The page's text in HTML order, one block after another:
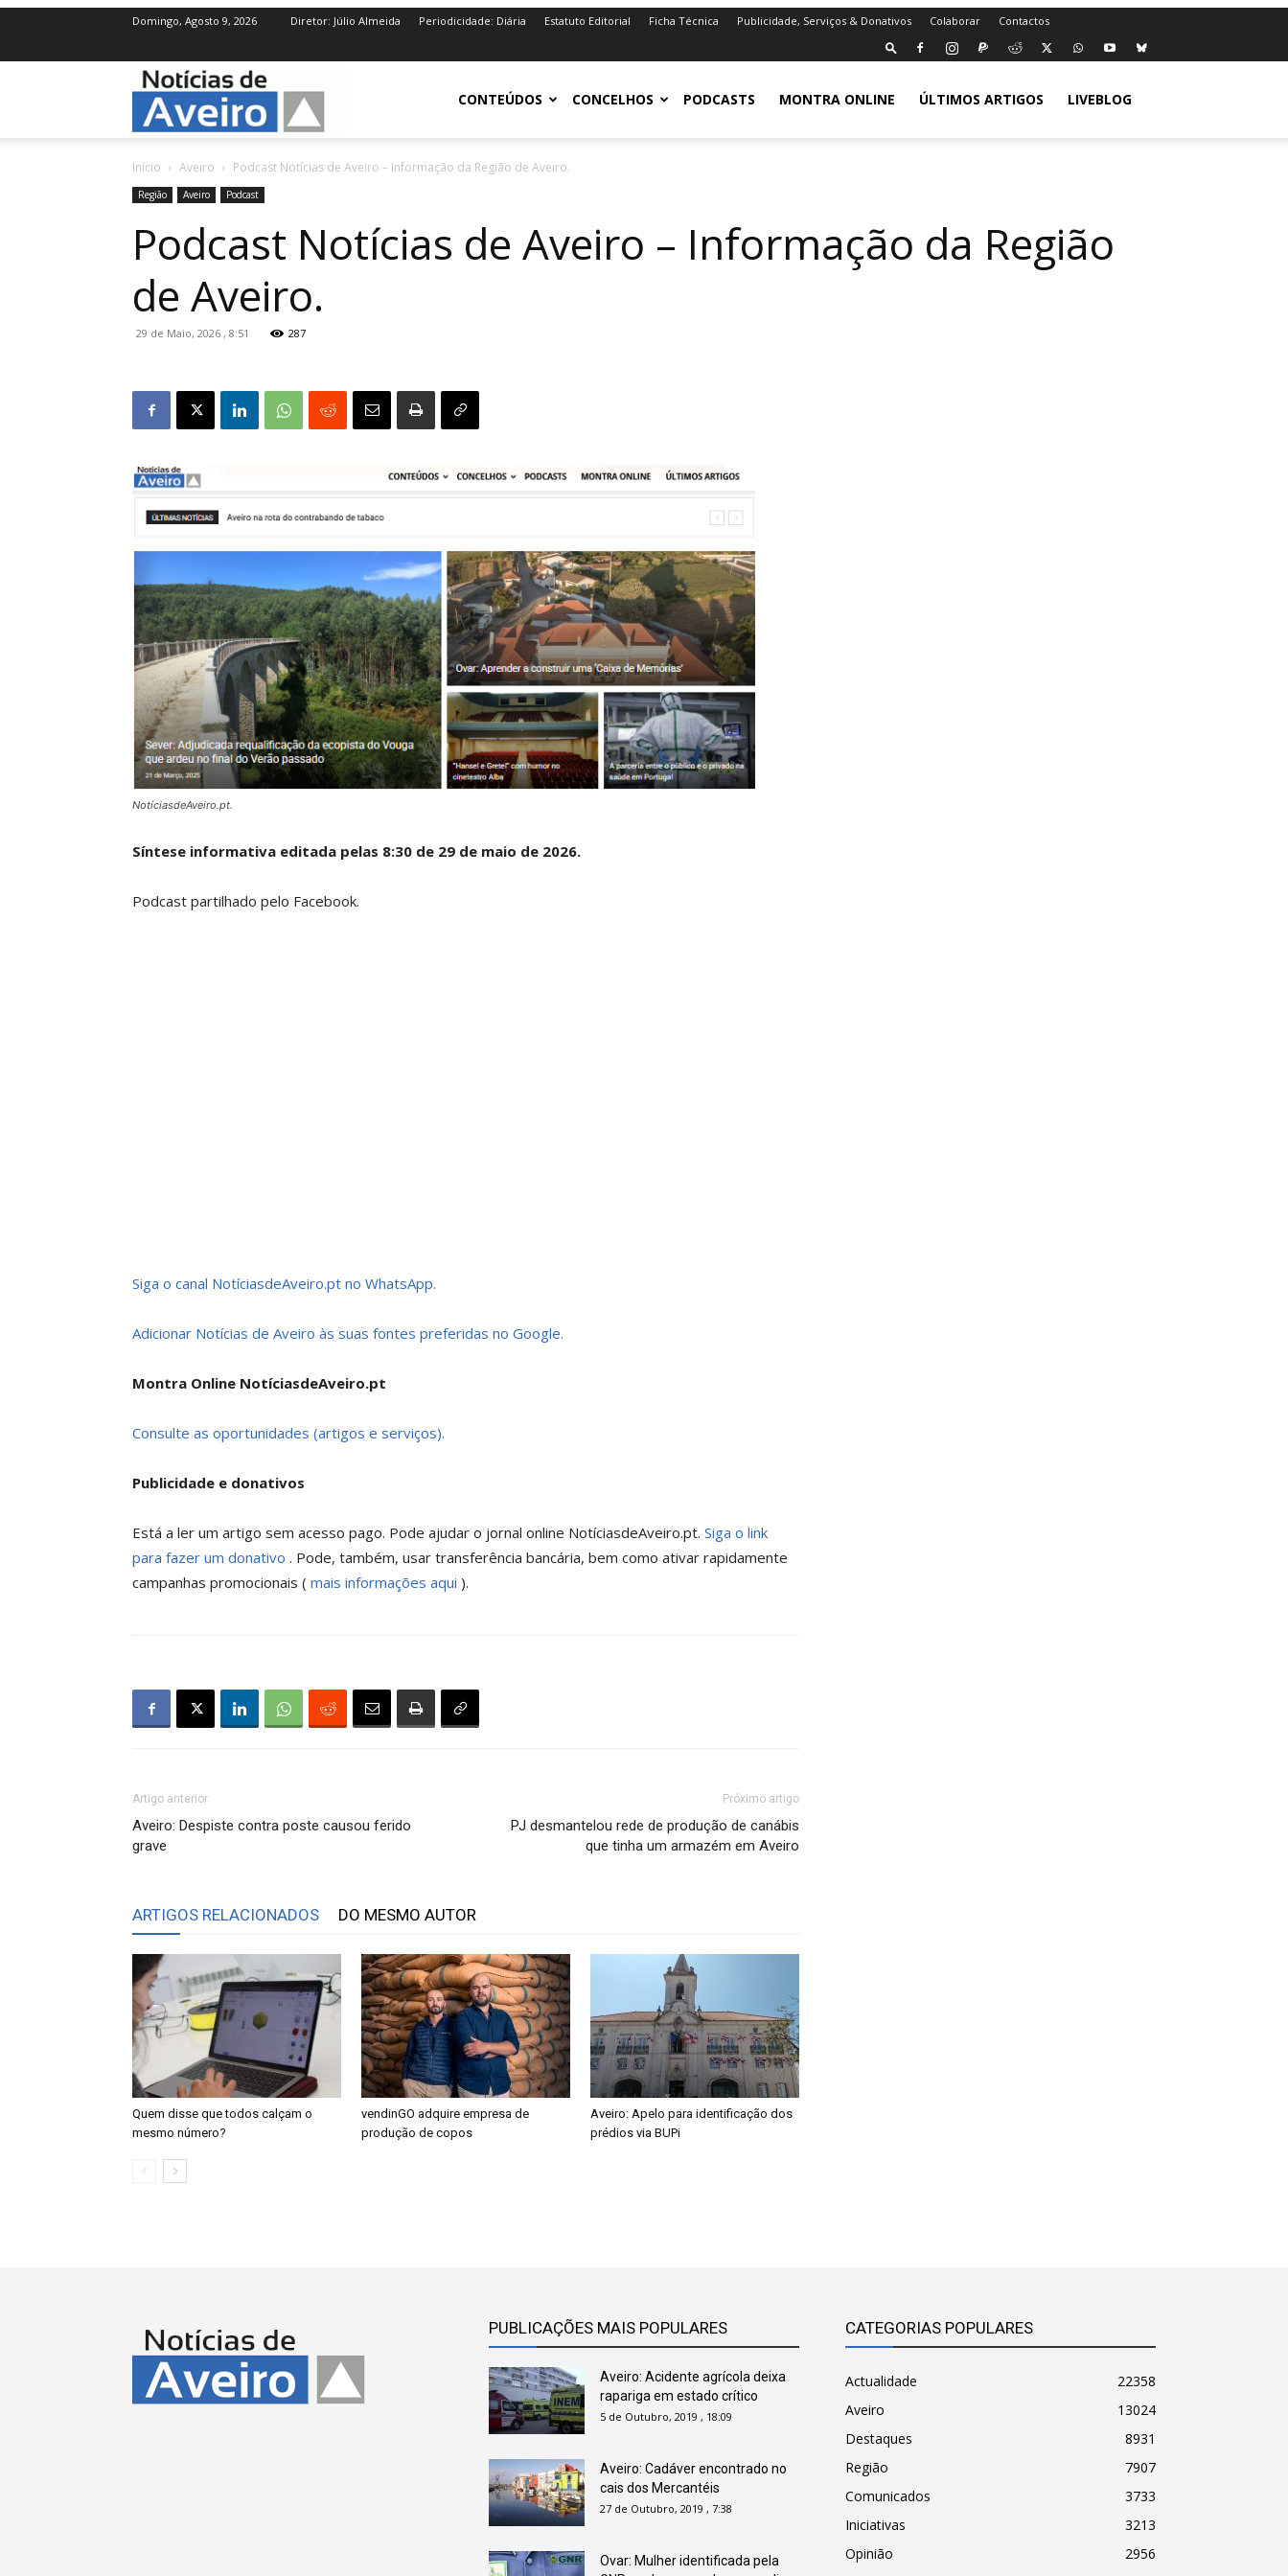
Domingo, Agosto 9, 2026 Diretor: Júlio Almeida Periodicidade: Diária Estatuto Editorial Ficha Técnica Publicidade, Serviços & Donativos Colaborar Contactos
NotíciasdeAveiro.ptCONTEÚDOS CONCELHOS PODCASTS MONTRA ONLINE ÚLTIMOS ARTIGOS LIVEBLOG
Início Aveiro Podcast Notícias de Aveiro – Informação da Região de Aveiro.
Região Aveiro Podcast
Podcast Notícias de Aveiro – Informação da Região
de Aveiro.
29 de Maio, 2026 , 8:51 287
NotíciasdeAveiro.pt.
Síntese informativa editada pelas 8:30 de 29 de maio de 2026.
Podcast partilhado pelo Facebook.
Siga o canal NotíciasdeAveiro.pt no WhatsApp.
Adicionar Notícias de Aveiro às suas fontes preferidas no Google.
Montra Online NotíciasdeAveiro.pt
Consulte as oportunidades (artigos e serviços).
Publicidade e donativos
Está a ler um artigo sem acesso pago. Pode ajudar o jornal online NotíciasdeAveiro.pt. Siga o link
para fazer um donativo . Pode, também, usar transferência bancária, bem como ativar rapidamente
campanhas promocionais ( mais informações aqui ).
Artigo anterior
Aveiro: Despiste contra poste causou ferido
grave
Próximo artigo
PJ desmantelou rede de produção de canábis
que tinha um armazém em Aveiro
ARTIGOS RELACIONADOS DO MESMO AUTOR
Quem disse que todos calçam o
mesmo número?
vendinGO adquire empresa de
produção de copos
Aveiro: Apelo para identificação dos
prédios via BUPi
PUBLICAÇÕES MAIS POPULARES
Aveiro: Acidente agrícola deixa
rapariga em estado crítico
5 de Outubro, 2019 , 18:09
Aveiro: Cadáver encontrado no
cais dos Mercantéis
27 de Outubro, 2019 , 7:38
Ovar: Mulher identificada pela
CATEGORIAS POPULARES
Actualidade
22358
Aveiro
13024
Destaques
8931
Região
7907
Comunicados
3733
Iniciativas
3213
Opinião
2956